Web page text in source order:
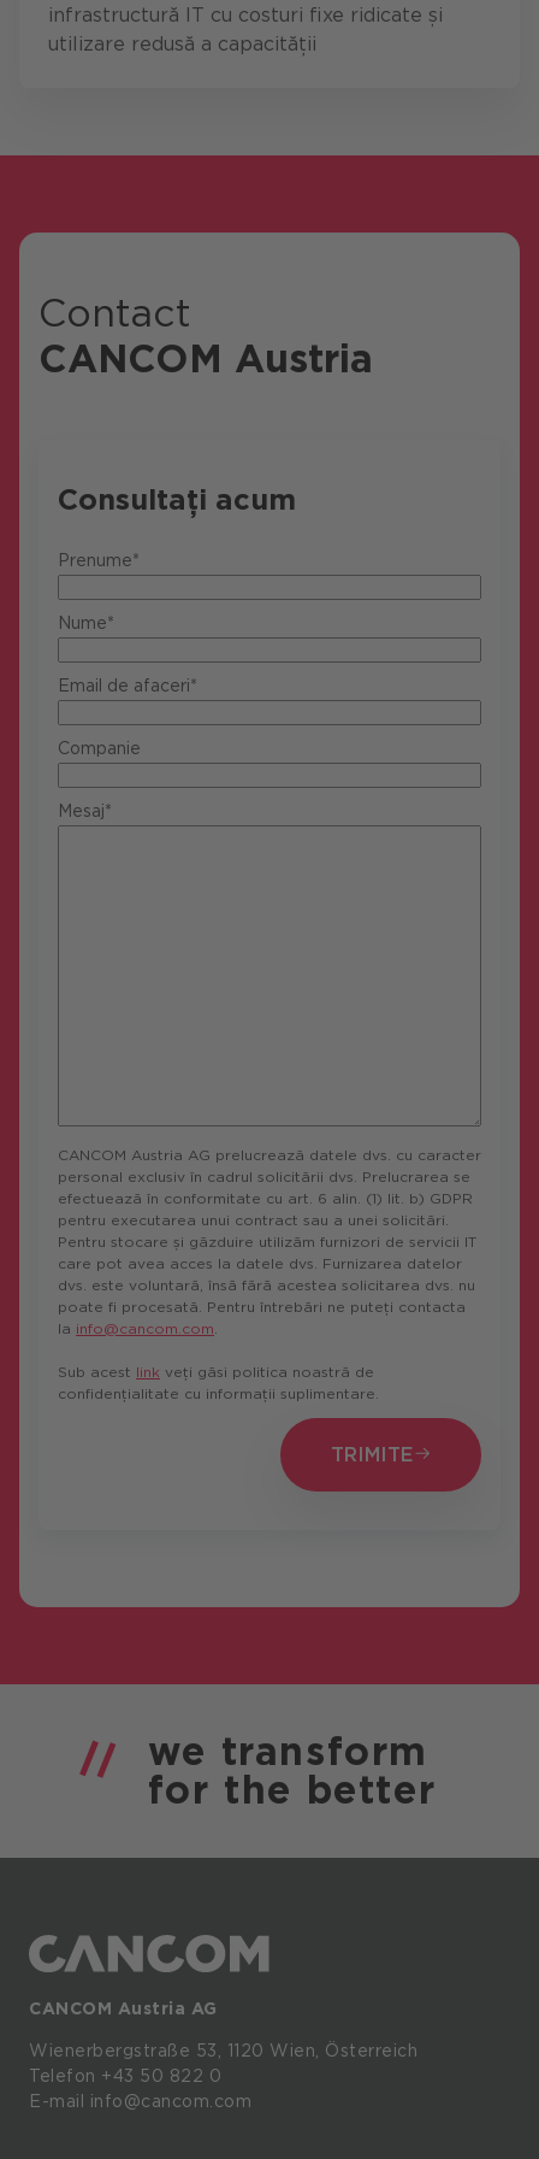
infrastructură IT cu costuri fixe ridicate și
utilizare redusă a capacității
Contact
CANCOM Austria
Consultați acum
Prenume*
Nume*
Email de afaceri*
Companie
Mesaj*
CANCOM Austria AG prelucrează datele dvs. cu caracter
personal exclusiv în cadrul solicitării dvs. Prelucrarea se
efectuează în conformitate cu art. 6 alin. (1) lit. b) GDPR
pentru executarea unui contract sau a unei solicitări.
Pentru stocare și găzduire utilizăm furnizori de servicii IT
care pot avea acces la datele dvs. Furnizarea datelor
dvs. este voluntară, însă fără acestea solicitarea dvs. nu
poate fi procesată. Pentru întrebări ne puteți contacta
la info@cancom.com
Sub acest link veți găsi politica noastră de
confidențialitate cu informații suplimentare.
TRIMITE
TRIMITE
we transform
for the better
CANCOM Austria AG
Wienerbergstraße 53, 1120 Wien, Österreich
Telefon +43 50 822 0
E-mail info@cancom.com